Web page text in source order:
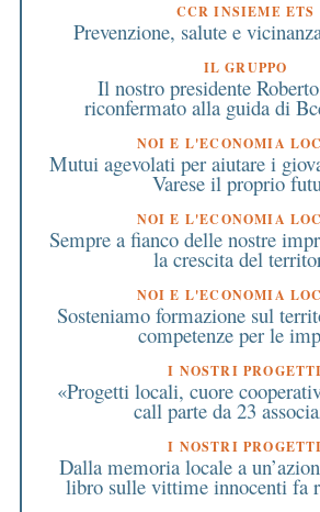
CCR INSIEME ETS
Prevenzione, salute e
IL GRUPPO
Il nostro presidente
riconfermato alla guida di
NOI E L'ECONOMIA
Mutui agevolati per aiutare i
Varese il proprio
NOI E L'ECONOMIA
Sempre a fianco delle nostre
la crescita del
NOI E L'ECONOMIA
Sosteniamo formazione sul
competenze per le
I NOSTRI PROGETTI
«Progetti locali, cuore
call parte da 23
I NOSTRI PROGETTI
Dalla memoria locale a
libro sulle vittime innocenti fa